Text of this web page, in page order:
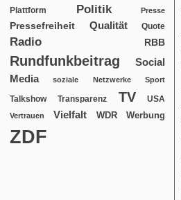
Plattform Politik Presse
Pressefreiheit Qualität Quote
Radio RBB
Rundfunkbeitrag
Social
Media
soziale Netzwerke Sport
Talkshow Transparenz TV USA
Vertrauen Vielfalt WDR Werbung
ZDF